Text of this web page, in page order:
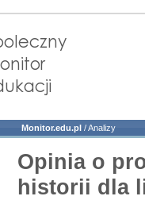
Monitor.edu.pl /Analizy
Opinia o
historii dla